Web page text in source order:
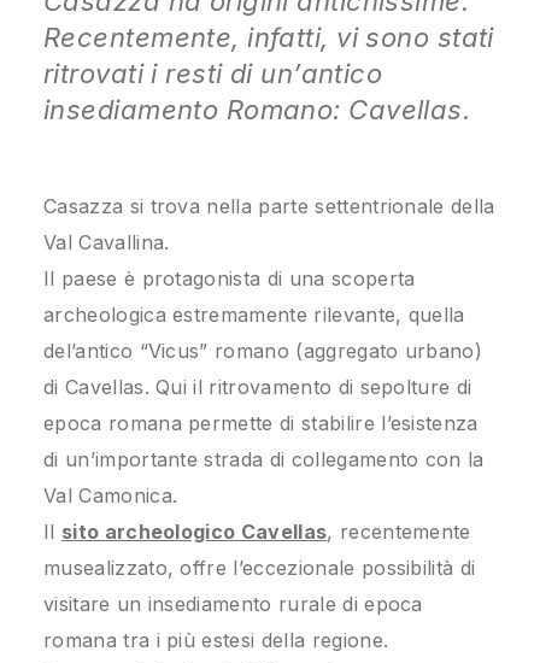
Recentemente, infatti, vi sono stati
ritrovati i resti di un’antico
insediamento Romano: Cavellas.
Casazza si trova nella parte settentrionale della
Val Cavallina.
Il paese è protagonista di una scoperta
archeologica estremamente rilevante, quella
del’antico “Vicus” romano (aggregato urbano)
di Cavellas. Qui il ritrovamento di sepolture di
epoca romana permette di stabilire l’esistenza
di un’importante strada di collegamento con la
Val Camonica.
Il sito archeologico Cavellas, recentemente
musealizzato, offre l’eccezionale possibilità di
visitare un insediamento rurale di epoca
romana tra i più estesi della regione.